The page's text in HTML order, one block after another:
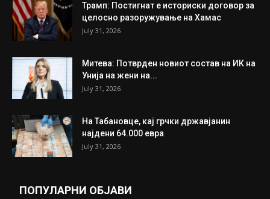
Трамп: Постигнат е историски договор за
целосно разоружување на Хамас
July 31, 2026
Митева: Потврден новиот состав на ИК на
Унија на жени на...
July 31, 2026
На Табановце, кај грчки државјанин
најдени 64.000 евра
July 31, 2026
ПОПУЛАРНИ ОБЈАВИ